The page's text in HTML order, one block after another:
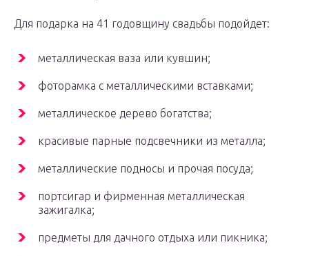
Для подарка на 41 годовщину свадьбы подойдет:
металлическая ваза или кувшин;
фоторамка с металлическими вставками;
металлическое дерево богатства;
красивые парные подсвечники из металла;
металлические подносы и прочая посуда;
портсигар и фирменная металлическая
зажигалка;
предметы для дачного отдыха или пикника;